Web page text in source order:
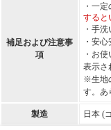
補足および注意事
項
・一
すると
・手
・安
・お
表示さ
※生地
す。あ
製造 日本 (